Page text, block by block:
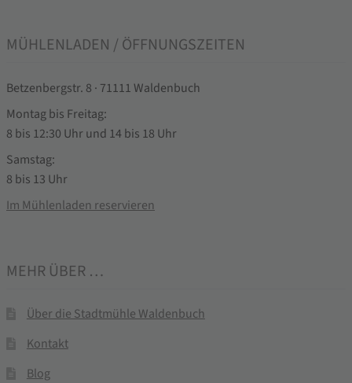
MÜHLENLADEN / ÖFFNUNGSZEITEN
Betzenbergstr. 8 · 71111 Waldenbuch
Montag bis Freitag:
8 bis 12:30 Uhr und 14 bis 18 Uhr
Samstag:
8 bis 13 Uhr
Im Mühlenladen reservieren
MEHR ÜBER …
Über die Stadtmühle Waldenbuch
Kontakt
Blog